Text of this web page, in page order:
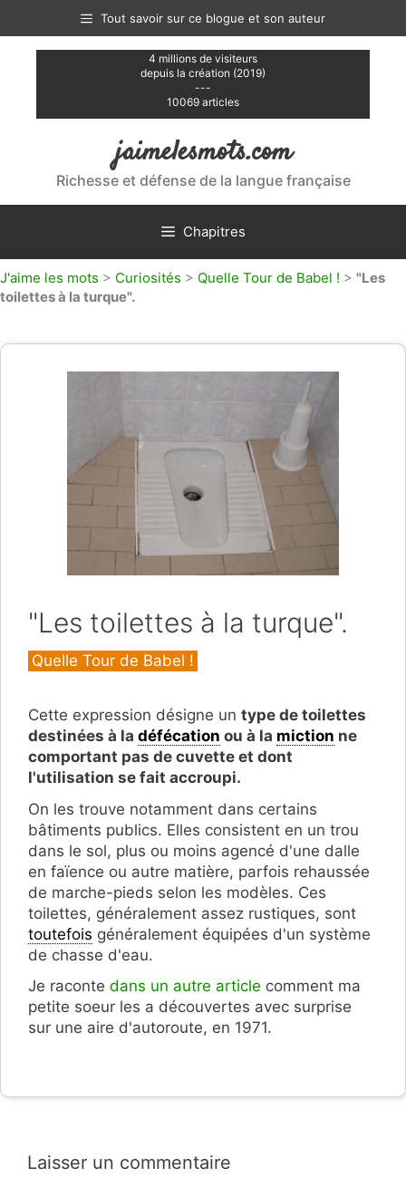
contenu
Tout savoir sur ce blogue et son auteur
4 millions de visiteurs
depuis la création (2019)
---
10069 articles
jaimelesmots.com
Richesse et défense de la langue française
Chapitres
J'aime les mots > Curiosités > Quelle Tour de Babel ! > "Les
toilettes à la turque".
"Les toilettes à la turque".
Catégories
Quelle Tour de Babel !
Cette expression désigne un type de toilettes
destinées à la défécation ou à la miction ne
comportant pas de cuvette et dont
l'utilisation se fait accroupi.
On les trouve notamment dans certains
bâtiments publics. Elles consistent en un trou
dans le sol, plus ou moins agencé d'une dalle
en faïence ou autre matière, parfois rehaussée
de marche-pieds selon les modèles. Ces
toilettes, généralement assez rustiques, sont
toutefois généralement équipées d'un système
de chasse d'eau.
Je raconte dans un autre article comment ma
petite soeur les a découvertes avec surprise
sur une aire d'autoroute, en 1971.
Laisser un commentaire